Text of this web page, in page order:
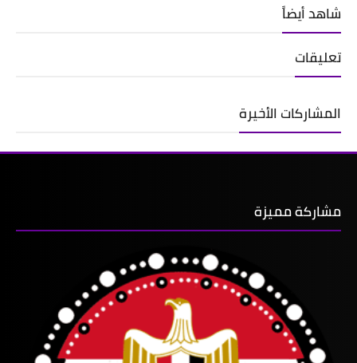
شاهد أيضاً
تعليقات
المشاركات الأخيرة
مشاركة مميزة